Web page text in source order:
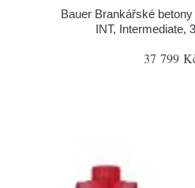
Bauer Brankářské
INT, Intermediate,
37 799